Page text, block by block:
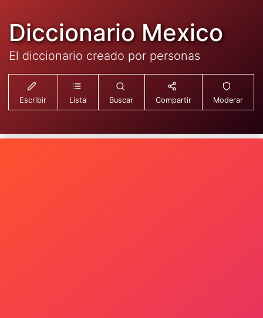
Diccionario Mexico
El diccionario creado por personas
Escribir Lista Buscar Compartir Moderar